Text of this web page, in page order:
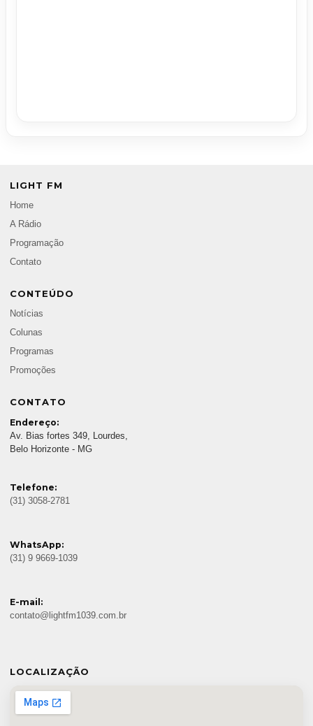
LIGHT FM
Home
A Rádio
Programação
Contato
CONTEÚDO
Notícias
Colunas
Programas
Promoções
CONTATO
Endereço:
Av. Bias fortes 349, Lourdes,
Belo Horizonte - MG
Telefone:
(31) 3058-2781
WhatsApp:
(31) 9 9669-1039
E-mail:
contato@lightfm1039.com.br
LOCALIZAÇÃO